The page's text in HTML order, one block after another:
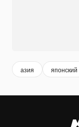
азия японский